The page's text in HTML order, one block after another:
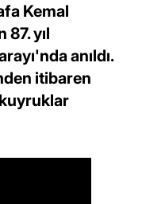
Kemal
yıl
anıldı.
itibaren